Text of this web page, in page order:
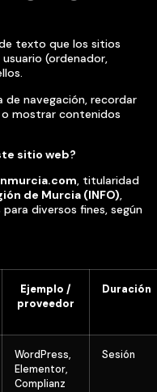
texto que los sitios
(ordenador,
de navegación, recordar
o mostrar contenidos
sitio web?
, titularidad
de Murcia (INFO),
diversos fines, según
Ejemplo /
proveedor
Duración
WordPress,
Elementor,
Complianz
Sesión